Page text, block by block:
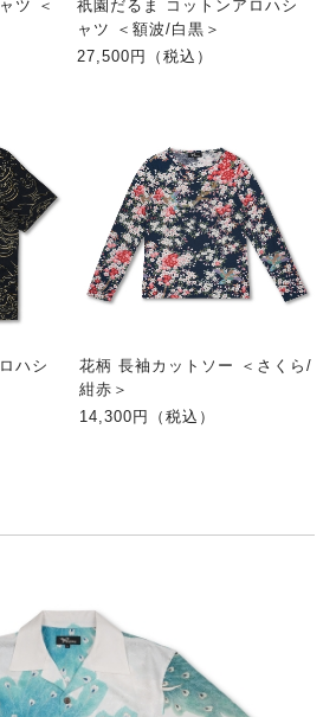
ツ ＜
祇園だるま コットンアロハシ
ャツ ＜額波/白黒＞
27,500円（税込）
ハシ
花柄 長袖カットソー ＜さくら/
紺赤＞
14,300円（税込）